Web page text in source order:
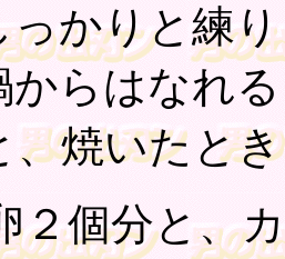
っかりと練
らはなれ
、焼いたと
２個分と、